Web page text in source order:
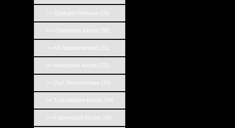
=> Eppingen Rathaus (29)
=> U'öwisheim Kirche (30)
=> KA Stephanienbad (31)
=> Adelshofen Kirche (32)
=> Durl. Brunnenhaus (33)
=> Tutschfelden Kirche (34)
=> Fahrenbach Kirche (35)